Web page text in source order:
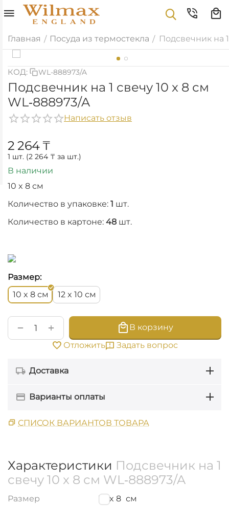
Главная / Посуда из термостекла / Подсвечник на
КОД: WL-888973/A
Подсвечник на 1 свечу 10 x 8 см
WL‑888973/A
Написать отзыв
2 264 ₸
1 шт. (2 264 ₸ за шт.)
В наличии
10 x 8 см
Количество в упаковке: 1 шт.
Количество в картоне: 48 шт.
Размер:
10 x 8 см 12 x 10 см
+
−
В корзину
Отложить
Задать вопрос
Доставка
Варианты оплаты
СПИСОК ВАРИАНТОВ ТОВАРА
Характеристики Подсвечник на 1
свечу 10 x 8 см WL‑888973/A
Размер 10 x 8 см